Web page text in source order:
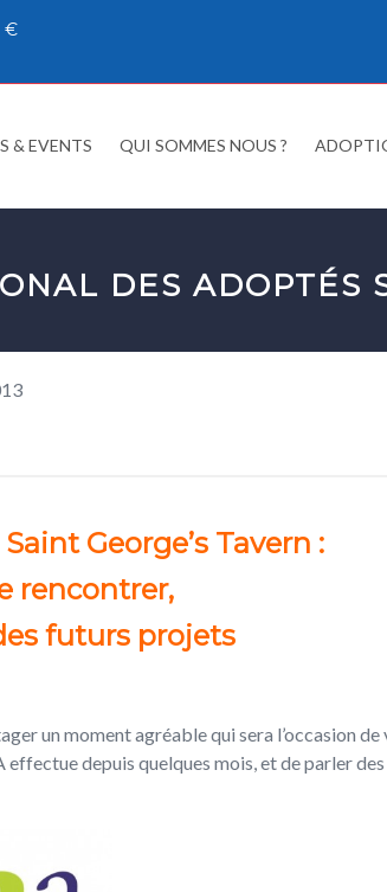
€
& EVENTS QUI SOMMES NOUS ?
DES ADOPTÉS
George’s Tavern :
rencontrer,
futurs projets
un moment agréable qui sera l’occasion de
effectue depuis quelques mois, et de parler des